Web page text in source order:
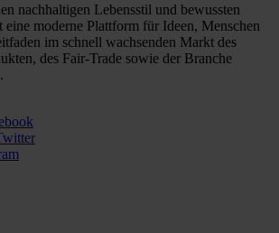
nachhaltigen Lebensstil und bewussten
eine moderne Plattform für Ideen, Menschen
im schnell wachsenden Markt des
des Fair-Trade sowie der Branche